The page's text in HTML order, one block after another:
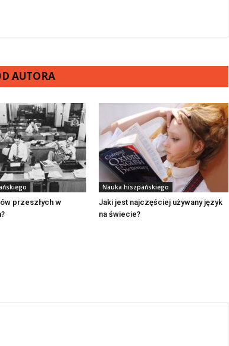
AUTORA
przeszłych w
Nauka hiszpańskiego
Jaki jest najczęściej używany język
na świecie?